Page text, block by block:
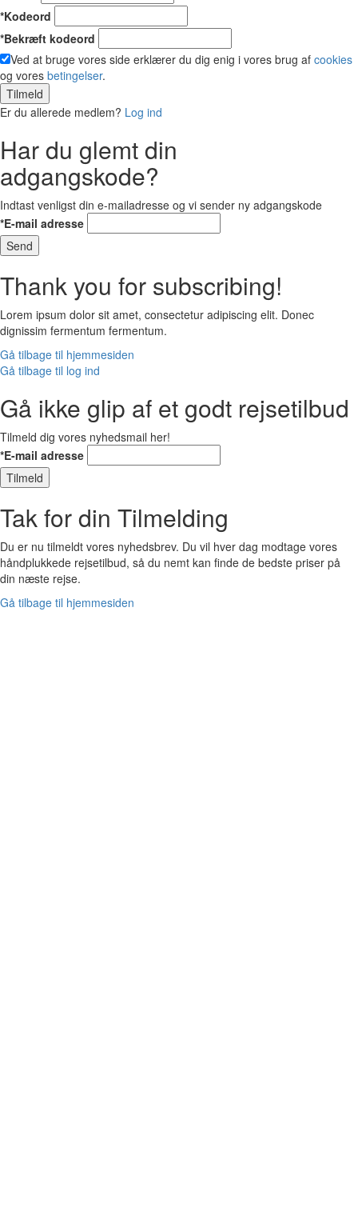
*Kodeord
*Bekræft kodeord
Ved at bruge vores side erklærer du dig enig i vores brug af cookies
og vores betingelser.
Tilmeld
Er du allerede medlem? Log ind
Har du glemt din
adgangskode?
Indtast venligst din e-mailadresse og vi sender ny adgangskode
*E-mail adresse
Send
Thank you for subscribing!
Lorem ipsum dolor sit amet, consectetur adipiscing elit. Donec
dignissim fermentum fermentum.
Gå tilbage til hjemmesiden
Gå tilbage til log ind
Gå ikke glip af et godt rejsetilbud
Tilmeld dig vores nyhedsmail her!
*E-mail adresse
Tilmeld
Tak for din Tilmelding
Du er nu tilmeldt vores nyhedsbrev. Du vil hver dag modtage vores
håndplukkede rejsetilbud, så du nemt kan finde de bedste priser på
din næste rejse.
Gå tilbage til hjemmesiden